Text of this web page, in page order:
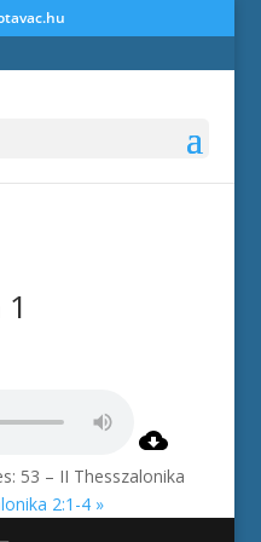
53 – II Thesszalonika
2:1-4 »